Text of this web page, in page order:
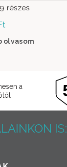
részes
olvasom
a
IS: